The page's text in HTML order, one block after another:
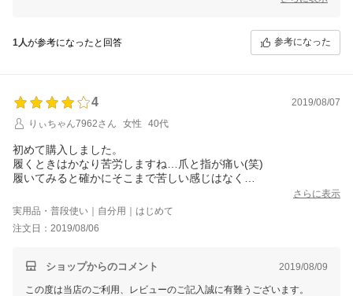
1人が参考になったと回答 参考になった
4
2019/08/07
りぃちゃん7962さん
女性 40代
初めて購入しました。
履くときはかなり苦労しますね…爪と指が痛い(笑)
履いてみると確かにそこまで苦しい感じはなく
昔ほどむくみは気になりませんが、なかなか良さそう。
生地は厚みがあってしっかりしています。
しばらく使用してみて良かったらリピートしようかな
さらに表示
実用品・普段使い｜自分用｜はじめて
注文日：2019/08/06
ショップからのコメント 2019/08/09
この度は当店のご利用、レビューのご記入誠に有難うございます。